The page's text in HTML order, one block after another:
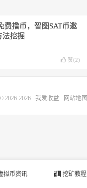
费撸币，智图SAT币邀
法挖掘
赞(2)
拟币资讯 挖矿教程
2026-2026 我爱收益 网站地图